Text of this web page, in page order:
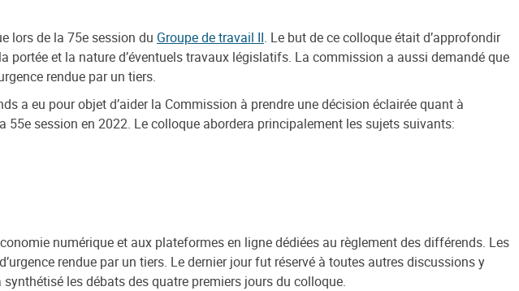
lors de la 75e session du Groupe de travail II. Le but de ce colloque était d’approfondir
et la nature d’éventuels travaux législatifs. La commission a aussi demandé que
rendue par un tiers.
a eu pour objet d’aider la Commission à prendre une décision éclairée quant à
session en 2022. Le colloque abordera principalement les sujets suivants:
numérique et aux plateformes en ligne dédiées au règlement des différends. Les
rendue par un tiers. Le dernier jour fut réservé à toutes autres discussions y
les débats des quatre premiers jours du colloque.